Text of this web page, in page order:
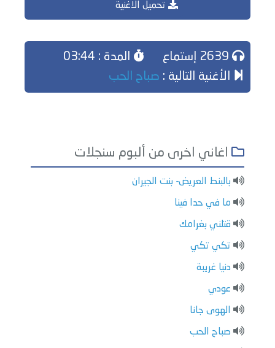
تحميل الاغنية
المدة : 03:44
الأغنية التالية : صباح الحب
اغاني اخرى من ألبوم سنجلات
بالبنط العريض- بنت الجيران
ما في حدا فينا
قتلني بغرامك
تكي تكي
دنيا غريبة
عودي
الهوى جانا
صباح الحب